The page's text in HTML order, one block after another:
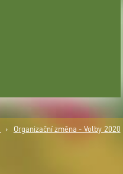
›
Organizační změna - Volby 2020